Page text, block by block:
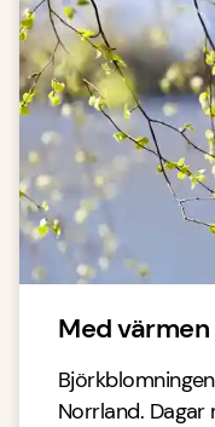
Med
Norrland.